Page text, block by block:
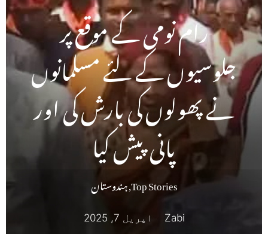
رام نومی کے موقع پر
جلوسیوں کے لئے مسلمانوں
نے پھولوں کی بارش کی اور
پانی پیش کیا
Top Stories
,ہندوستان
Zabi اپریل 7, 2025